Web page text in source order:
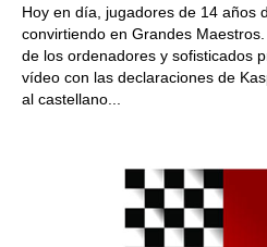
Hoy en día, jugadores de 14 años
convirtiendo en Grandes
de los ordenadores y sofisticados
vídeo con las declaraciones de
al castellano...